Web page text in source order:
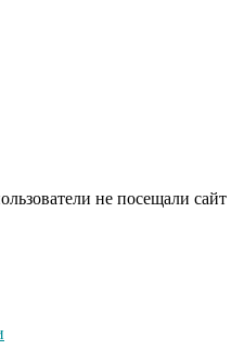
не посещали сайт